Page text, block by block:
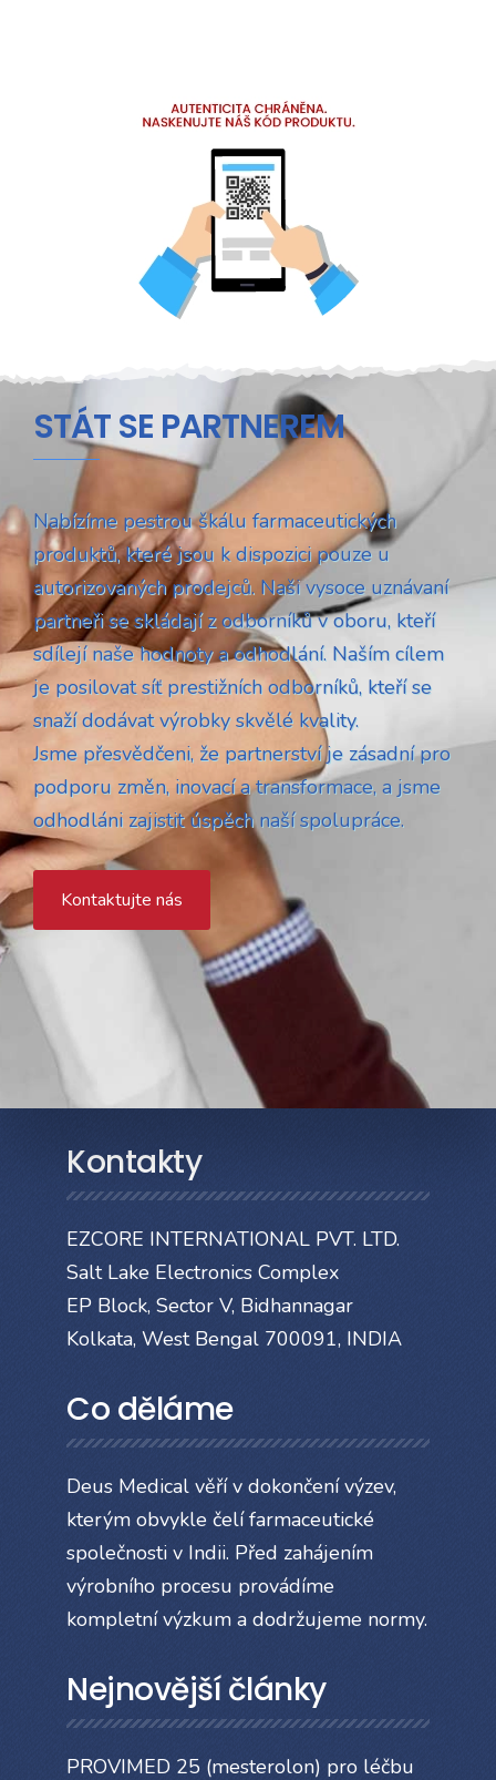
STÁT SE PARTNEREM
Nabízíme pestrou škálu farmaceutických
produktů, které jsou k dispozici pouze u
autorizovaných prodejců. Naši vysoce uznávaní
partneři se skládají z odborníků v oboru, kteří
sdílejí naše hodnoty a odhodlání. Naším cílem
je posilovat síť prestižních odborníků, kteří se
snaží dodávat výrobky skvělé kvality.
Jsme přesvědčeni, že partnerství je zásadní pro
podporu změn, inovací a transformace, a jsme
odhodláni zajistit úspěch naší spolupráce.
Kontaktujte nás
Kontakty
EZCORE INTERNATIONAL PVT. LTD.
Salt Lake Electronics Complex
EP Block, Sector V, Bidhannagar
Kolkata, West Bengal 700091, INDIA
Co děláme
Deus Medical věří v dokončení výzev,
kterým obvykle čelí farmaceutické
společnosti v Indii. Před zahájením
výrobního procesu provádíme
kompletní výzkum a dodržujeme normy.
Nejnovější články
PROVIMED 25 (mesterolon) pro léčbu